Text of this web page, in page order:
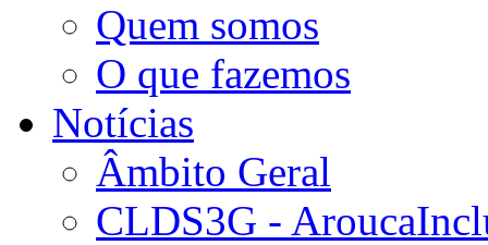
Quem somos
O que fazemos
Notícias
Âmbito Geral
CLDS3G -